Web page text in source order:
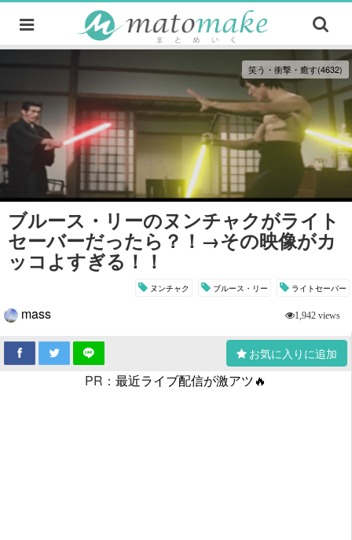
笑う・衝撃・癒す(4632)
ブルース・リーのヌンチャクがライト
セーバーだったら？！→その映像がカ
ッコよすぎる！！
ヌンチャク ブルース・リー ライトセーバー
mass 1,942 views
お気に入りに追加
PR： 最近ライブ配信が激アツ🔥